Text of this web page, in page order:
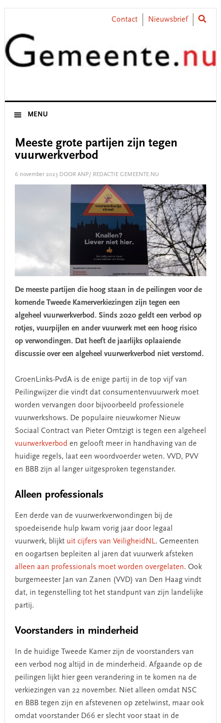
Skip
primary
navigation
Skip
content
Skip
primary
sidebar
Skip
footer
Contact Nieuwsbrief
MENU
Meeste grote partijen zijn tegen
vuurwerkverbod
6 november 2023DOOR ANP/ REDACTIE GEMEENTE.NU
De meeste partijen die hoog staan in de peilingen voor de
komende Tweede Kamerverkiezingen zijn tegen een
algeheel vuurwerkverbod. Sinds 2020 geldt een verbod op
rotjes, vuurpijlen en ander vuurwerk met een hoog risico
op verwondingen. Dat heeft de jaarlijks oplaaiende
discussie over een algeheel vuurwerkverbod niet verstomd.
GroenLinks-PvdA is de enige partij in de top vijf van
Peilingwijzer die vindt dat consumentenvuurwerk moet
worden vervangen door bijvoorbeeld professionele
vuurwerkshows. De populaire nieuwkomer Nieuw
Sociaal Contract van Pieter Omtzigt is tegen een algeheel
vuurwerkverbod en gelooft meer in handhaving van de
huidige regels, laat een woordvoerder weten. VVD, PVV
en BBB zijn al langer uitgesproken tegenstander.
Alleen professionals
Een derde van de vuurwerkverwondingen bij de
spoedeisende hulp kwam vorig jaar door legaal
vuurwerk, blijkt uit cijfers van VeiligheidNL. Gemeenten
en oogartsen bepleiten al jaren dat vuurwerk afsteken
alleen aan professionals moet worden overgelaten. Ook
burgemeester Jan van Zanen (VVD) van Den Haag vindt
dat, in tegenstelling tot het standpunt van zijn landelijke
partij.
Voorstanders in minderheid
In de huidige Tweede Kamer zijn de voorstanders van
een verbod nog altijd in de minderheid. Afgaande op de
peilingen lijkt hier geen verandering in te komen na de
verkiezingen van 22 november. Niet alleen omdat NSC
en BBB tegen zijn en afstevenen op zetelwinst, maar ook
omdat voorstander D66 er slecht voor staat in de